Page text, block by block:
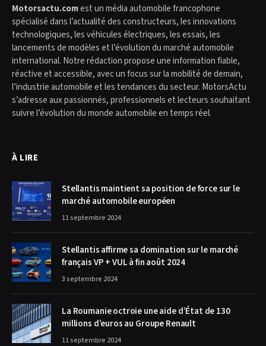
Motorsactu.comest un média automobile francophone
spécialisé dans l’actualité des constructeurs, les innovations
technologiques, les véhicules électriques, les essais, les
lancements de modèles et l’évolution du marché automobile
international. Notre rédaction propose une information fiable,
réactive et accessible, avec un focus sur la mobilité de demain,
l’industrie automobile et les tendances du secteur. MotorsActu
s’adresse aux passionnés, professionnels et lecteurs souhaitant
suivre l’évolution du monde automobile en temps réel.
À LIRE
Stellantis maintient sa position de force sur le
marché automobile européen
11 septembre 2024
Stellantis affirme sa domination sur le marché
français VP + VUL à fin août 2024
3 septembre 2024
La Roumanie octroie une aide d’État de 130
millions d’euros au Groupe Renault
11 septembre 2024